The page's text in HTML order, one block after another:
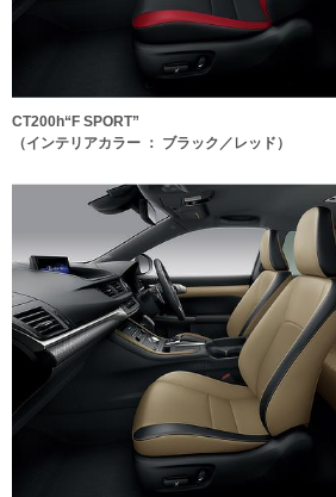
CT200h“F SPORT”
（インテリアカラー ： ブラック／レッド）